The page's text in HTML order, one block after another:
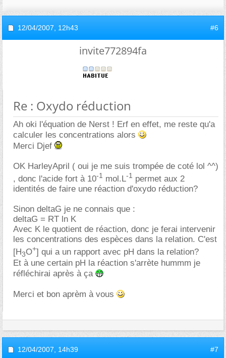
12/04/2007, 12h43 #6
invite772894fa
Re : Oxydo réduction
Ah oki l'équation de Nerst ! Erf en effet, me reste qu'a
calculer les concentrations alors
Merci Djef
OK HarleyApril ( oui je me suis trompée de coté lol ^^)
, donc l'acide fort à 10-1 mol.L-1 permet aux 2
identités de faire une réaction d'oxydo réduction?
Sinon deltaG je ne connais que :
deltaG = RT ln K
Avec K le quotient de réaction, donc je ferai intervenir
les concentrations des espèces dans la relation. C'est
[H3O+] qui a un rapport avec pH dans la relation?
Et à une certain pH la réaction s'arrète hummm je
réfléchirai après à ça
Merci et bon aprèm à vous
12/04/2007, 14h39 #7